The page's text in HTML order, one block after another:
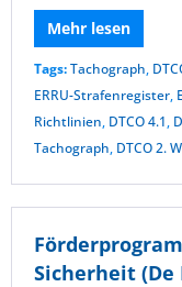
Mehr lesen
Tags:Tachograph,
ERRU-Strafenregister,
Richtlinien, DTCO 4.1,
Tachograph, DTCO 2.
Sicherheit (De